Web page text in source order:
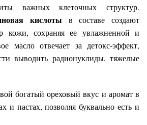
важных клеточных структур.
кислоты в составе создают
кожи, сохраняя ее увлажненной и
масло отвечает за детокс-эффект,
выводить радионуклиды, тяжелые
богатый ореховый вкус и аромат в
и пастах, позволяя буквально есть и